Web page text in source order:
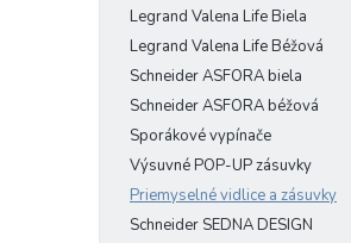
Legrand Valena Life Biela
Legrand Valena Life Béžová
Schneider ASFORA biela
Schneider ASFORA béžová
Sporákové vypínače
Výsuvné POP-UP zásuvky
Priemyselné vidlice a zásuvky
Schneider SEDNA DESIGN